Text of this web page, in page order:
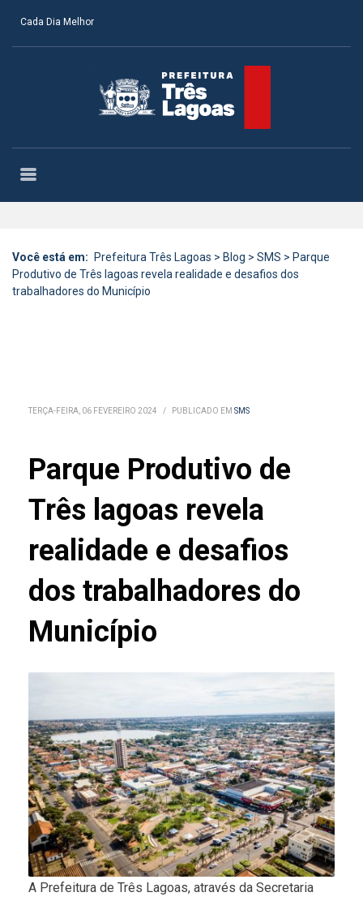
Cada Dia Melhor
Você está em: Prefeitura Três Lagoas > Blog > SMS > Parque
Produtivo de Três lagoas revela realidade e desafios dos
trabalhadores do Município
TERÇA-FEIRA, 06 FEVEREIRO 2024 / PUBLICADO EM SMS
Parque Produtivo de
Três lagoas revela
realidade e desafios
dos trabalhadores do
Município
A Prefeitura de Três Lagoas, através da Secretaria